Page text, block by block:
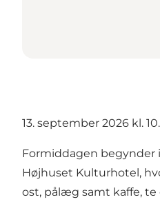
13. september 2026 kl.
Formiddagen begynder
Højhuset Kulturhotel,
ost, pålæg samt kaffe, te